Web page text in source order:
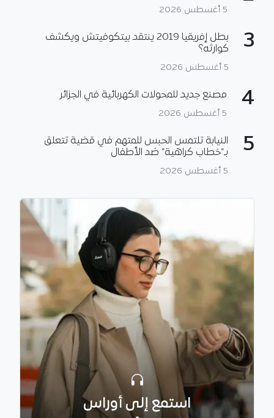
5 أغسطس 2026
3
بطل إفريقيا 2019 ينتقد بيتكوفيتش ويكشف
كوارثه؟
5 أغسطس 2026
4 مصنع جديد للمحولات الكهربائية في الجزائر
5 أغسطس 2026
5
النيابة تلتمس الحبس للمتهم في قضية تتعلق
بـ”خطاب كراهية” ضد الأطفال
5 أغسطس 2026
استمع إلى أوراس